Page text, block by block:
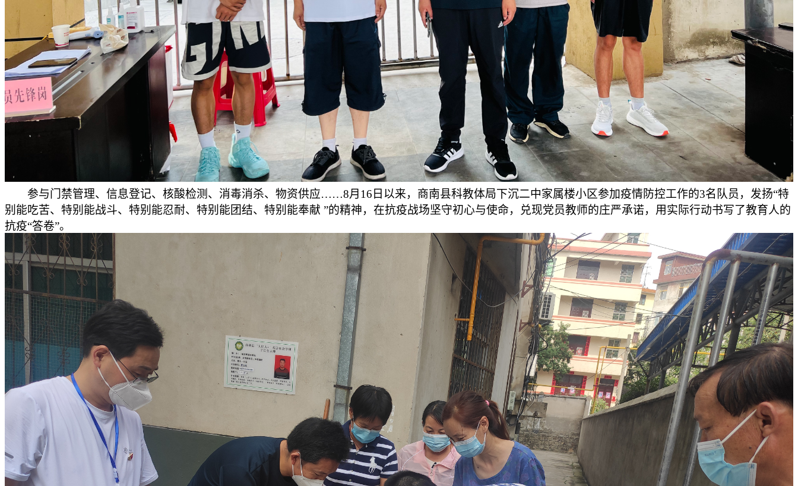
参与门禁管理、信息登记、核酸检测、消毒消杀、物资供应……8月16日以来，商南县科教体局下沉二中家属楼小区参加疫情防控工作的3名队员，发扬“特
别能吃苦、特别能战斗、特别能忍耐、特别能团结、特别能奉献 ”的精神，在抗疫战场坚守初心与使命，兑现党员教师的庄严承诺，用实际行动书写了教育人的
抗疫“答卷”。